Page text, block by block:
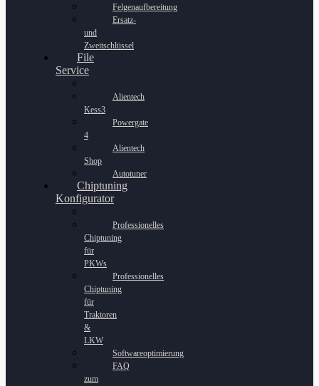
Felgenaufbereitung
Ersatz-
und
Zweitschlüssel
File
Service
Alientech
Kess3
Powergate
4
Alientech
Shop
Autotuner
Chiptuning
Konfigurator
Professionelles
Chiptuning
für
PKWs
Professionelles
Chiptuning
für
Traktoren
&
LKW
Softwareoptimierung
FAQ
zum